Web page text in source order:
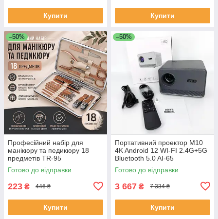
Купити Купити
–50%
Професійний набір для
манікюру та педикюру 18
предметів TR-95
Готово до відправки
223 ₴ 446 ₴
Купити
–50%
Портативний проектор M10
4K Android 12 WI-FI 2.4G+5G
Bluetooth 5.0 AI-65
Готово до відправки
3 667 ₴ 7 334 ₴
Купити